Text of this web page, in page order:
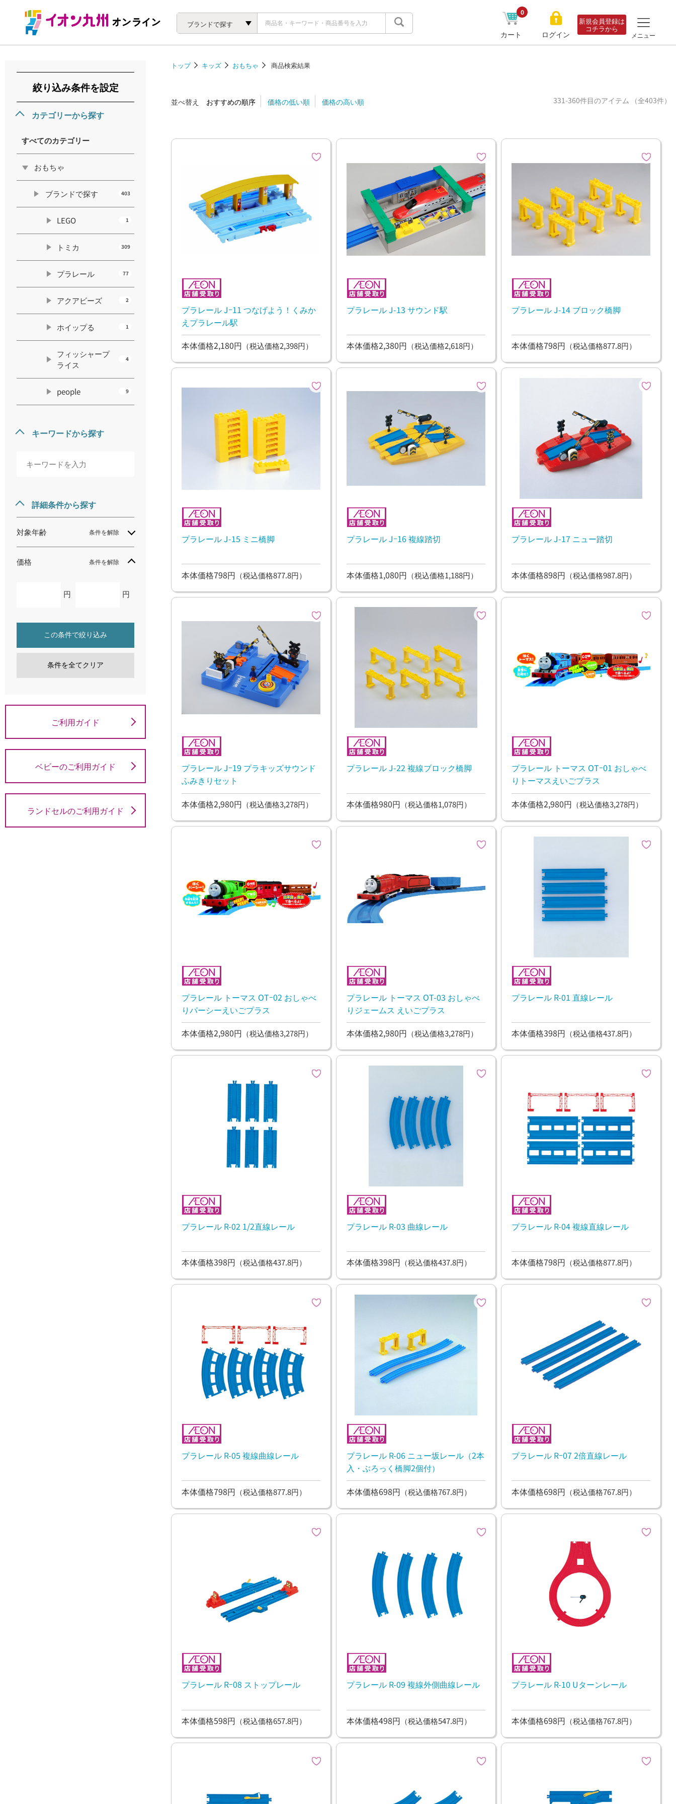
ブランドで探す
カート
0
ログイン
新規会員登録は
コチラから
メニュー
絞り込み条件を設定
カテゴリーから探す
すべてのカテゴリー
おもちゃ
ブランドで探す 403
LEGO 1
トミカ 309
プラレール 77
アクアビーズ 2
ホイップる 1
フィッシャープ
ライス
4
people 9
キーワードから探す
詳細条件から探す
対象年齢 条件を解除
価格 条件を解除
円 円
この条件で絞り込み
条件を全てクリア
ご利用ガイド
ベビーのご利用ガイド
ランドセルのご利用ガイド
トップ キッズ おもちゃ 商品検索結果
並べ替え おすすめの順序 価格の低い順 価格の高い順 331-360件目のアイテム （全403件）
プラレール Jｰ11 つなげよう！くみか
えプラレール駅
本体価格2,180円 （税込価格2,398円）
プラレール J-13 サウンド駅
本体価格2,380円 （税込価格2,618円）
プラレール J-14 ブロック橋脚
本体価格798円 （税込価格877.8円）
プラレール J-15 ミニ橋脚
本体価格798円 （税込価格877.8円）
プラレール Jｰ16 複線踏切
本体価格1,080円 （税込価格1,188円）
プラレール J-17 ニュー踏切
本体価格898円 （税込価格987.8円）
プラレール Jｰ19 プラキッズサウンド
ふみきりセット
本体価格2,980円 （税込価格3,278円）
プラレール J-22 複線ブロック橋脚
本体価格980円 （税込価格1,078円）
プラレール トーマス OTｰ01 おしゃべ
りトーマスえいごプラス
本体価格2,980円 （税込価格3,278円）
プラレール トーマス OTｰ02 おしゃべ
りパーシーえいごプラス
本体価格2,980円 （税込価格3,278円）
プラレール トーマス OT-03 おしゃべ
りジェームス えいごプラス
本体価格2,980円 （税込価格3,278円）
プラレール R-01 直線レール
本体価格398円 （税込価格437.8円）
プラレール R-02 1/2直線レール
本体価格398円 （税込価格437.8円）
プラレール R-03 曲線レール
本体価格398円 （税込価格437.8円）
プラレール R-04 複線直線レール
本体価格798円 （税込価格877.8円）
プラレール R-05 複線曲線レール
本体価格798円 （税込価格877.8円）
プラレール R-06 ニュー坂レール（2本
入・ぶろっく橋脚2個付）
本体価格698円 （税込価格767.8円）
プラレール Rｰ07 2倍直線レール
本体価格698円 （税込価格767.8円）
プラレール Rｰ08 ストップレール
本体価格598円 （税込価格657.8円）
プラレール R-09 複線外側曲線レール
本体価格498円 （税込価格547.8円）
プラレール R-10 Uターンレール
本体価格698円 （税込価格767.8円）